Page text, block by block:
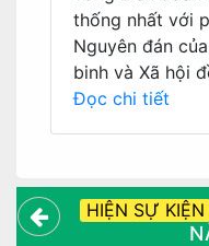
thống nhất với
Nguyên đán
binh và Xã hội
Đọc chi tiết
HIỆN SỰ KIỆN